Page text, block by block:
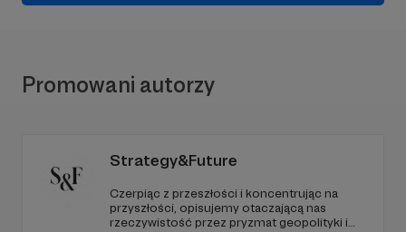
Promowani autorzy
Strategy&Future
Czerpiąc z przeszłości i koncentrując na
przyszłości, opisujemy otaczającą nas
rzeczywistość przez pryzmat geopolityki i